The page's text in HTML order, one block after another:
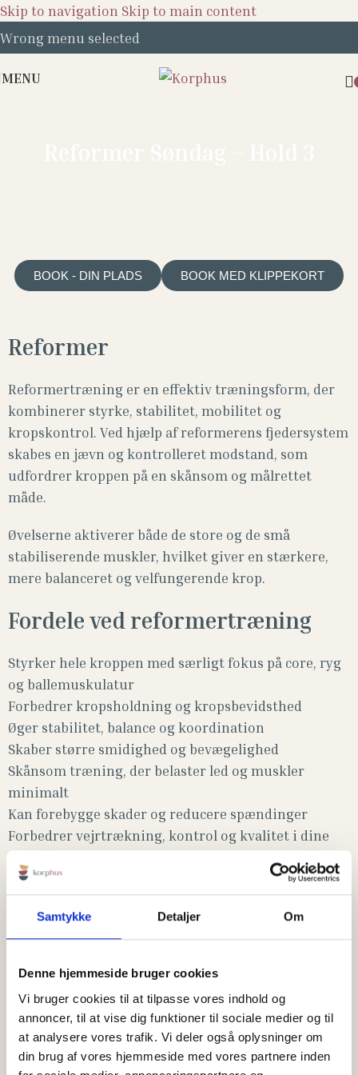
Samtykke Detaljer Om
Denne hjemmeside bruger cookies
Vi bruger cookies til at tilpasse vores indhold og
annoncer, til at vise dig funktioner til sociale medier og til
at analysere vores trafik. Vi deler også oplysninger om
din brug af vores hjemmeside med vores partnere inden
Skip to navigation Skip to main content
Wrong menu selected
MENU
BOOK - DIN PLADS BOOK MED KLIPPEKORT
Reformer
Reformertræning er en effektiv træningsform, der
kombinerer styrke, stabilitet, mobilitet og
kropskontrol. Ved hjælp af reformerens fjedersystem
skabes en jævn og kontrolleret modstand, som
udfordrer kroppen på en skånsom og målrettet
måde.
Øvelserne aktiverer både de store og de små
stabiliserende muskler, hvilket giver en stærkere,
mere balanceret og velfungerende krop.
Fordele ved reformertræning
Styrker hele kroppen med særligt fokus på core, ryg
og ballemuskulatur
Forbedrer kropsholdning og kropsbevidsthed
Øger stabilitet, balance og koordination
Skaber større smidighed og bevægelighed
Skånsom træning, der belaster led og muskler
minimalt
Kan forebygge skader og reducere spændinger
Forbedrer vejrtrækning, kontrol og kvalitet i dine
bevægelser
Træning tilpasset dig
Reformertræning kan tilpasses alle – uanset alder,
individuelt, så både nybegyndere, motionister og
erfarne udøvere får den rette udfordring.
Hos Korphus træner vi på små hold med fokus på
kvalitet, personlig vejledning og korrekt teknik. Det
giver dig de bedste forudsætninger for at udvikle